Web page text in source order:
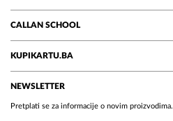
CALLAN SCHOOL
KUPIKARTU.BA
NEWSLETTER
Pretplati se za informacije o novim proizvodima.